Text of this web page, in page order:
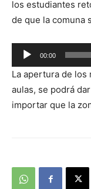
los estudiantes
de que la comuna
Reproductor
de
audio
00:00
La apertura de
aulas, se podrá
importar que la